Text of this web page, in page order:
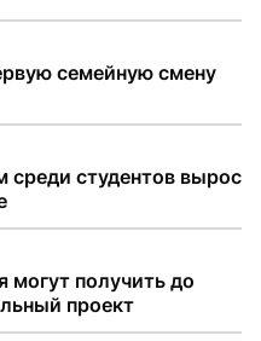
семейную смену
среди студентов вырос
могут получить до
проект